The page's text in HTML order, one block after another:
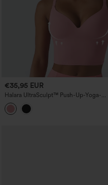
€35,95 EUR
Halara UltraSculpt™ Push-Up-Yoga-
Tanktop mit verstellbaren, überkreuzten
Trägern und nicht herausnehmbarem
Polster